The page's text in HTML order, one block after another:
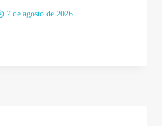
7 de agosto de 2026